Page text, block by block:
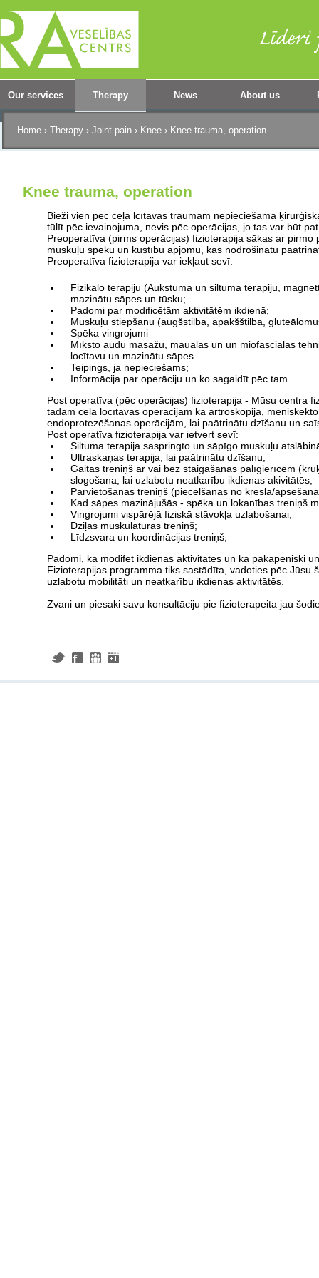
Our services Therapy News About us
Home › Therapy › Joint pain › Knee › Knee trauma, operation
Knee trauma, operation
Bieži vien pēc ceļa lcītavas traumām nepieciešama
tūlīt pēc ievainojuma, nevis pēc operācijas, jo tas var būt
Preoperatīva (pirms operācijas) fizioterapija sākas ar
muskuļu spēku un kustību apjomu, kas nodrošinātu
Preoperatīva fizioterapija var iekļaut sevī:
Fizikālo terapiju (Aukstuma un siltuma terapiju,
mazinātu sāpes un tūsku;
Padomi par modificētām aktivitātēm ikdienā;
Muskuļu stiepšanu (augšstilba, apakšštilba,
Spēka vingrojumi
Mīksto audu masāžu, mauālas un un miofasciālas
locītavu un mazinātu sāpes
Teipings, ja nepieciešams;
Informācija par operāciju un ko sagaidīt pēc tam.
Post operatīva (pēc operācijas) fizioterapija - Mūsu centra
tādām ceļa locītavas operācijām kā artroskopija,
endoprotezēšanas operācijām, lai paātrinātu dzīšanu un
Post operatīva fizioterapija var ietvert sevī:
Siltuma terapija saspringto un sāpīgo muskuļu
Ultraskaņas terapija, lai paātrinātu dzīšanu;
Gaitas treniņš ar vai bez staigāšanas palīgierīcēm
slogošana, lai uzlabotu neatkarību ikdienas akivitātēs;
Pārvietošanās treniņš (piecelšanās no krēsla/
Kad sāpes mazinājušās - spēka un lokanības treniņš
Vingrojumi vispārējā fiziskā stāvokļa uzlabošanai;
Dziļās muskulatūras treniņš;
Līdzsvara un koordinācijas treniņš;
Padomi, kā modifēt ikdienas aktivitātes un kā pakāpeniski
Fizioterapijas programma tiks sastādīta, vadoties pēc Jūsu
uzlabotu mobilitāti un neatkarību ikdienas aktivitātēs.
Zvani un piesaki savu konsultāciju pie fizioterapeita jau